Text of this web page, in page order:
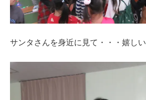
サンタさんを身近に見て・・・嬉しい